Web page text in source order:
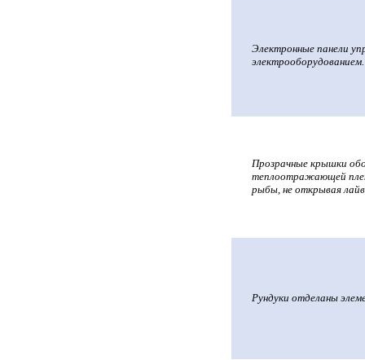
Электронные панели
электрооборудованием.
Прозрачные крышки
теплоотражающей
рыбы, не открывая
Рундуки отделаны